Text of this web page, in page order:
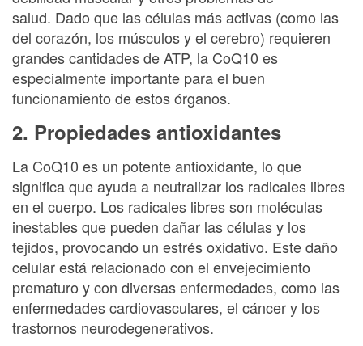
salud. Dado que las células más activas (como las
del corazón, los músculos y el cerebro) requieren
grandes cantidades de ATP, la CoQ10 es
especialmente importante para el buen
funcionamiento de estos órganos.
2. Propiedades antioxidantes
La CoQ10 es un potente antioxidante, lo que
significa que ayuda a neutralizar los radicales libres
en el cuerpo. Los radicales libres son moléculas
inestables que pueden dañar las células y los
tejidos, provocando un estrés oxidativo. Este daño
celular está relacionado con el envejecimiento
prematuro y con diversas enfermedades, como las
enfermedades cardiovasculares, el cáncer y los
trastornos neurodegenerativos.